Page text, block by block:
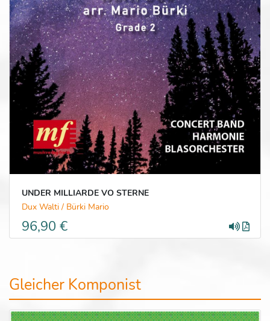
UNDER MILLIARDE VO STERNE
Dux Walti / Bürki Mario
96,90 €
Gleicher Komponist